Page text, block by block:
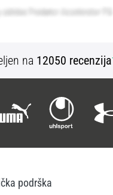
na 12050 recenzija
podrška